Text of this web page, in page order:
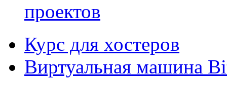
проектов
Курс для хостеров
Виртуальная машина